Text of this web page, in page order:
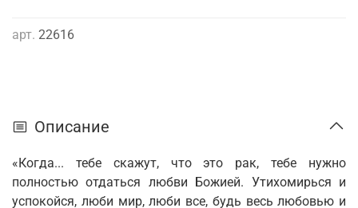
арт. 22616
Описание
«Когда... тебе скажут, что это рак, тебе нужно
полностью отдаться любви Божией. Утихомирься и
успокойся, люби мир, люби все, будь весь любовью и